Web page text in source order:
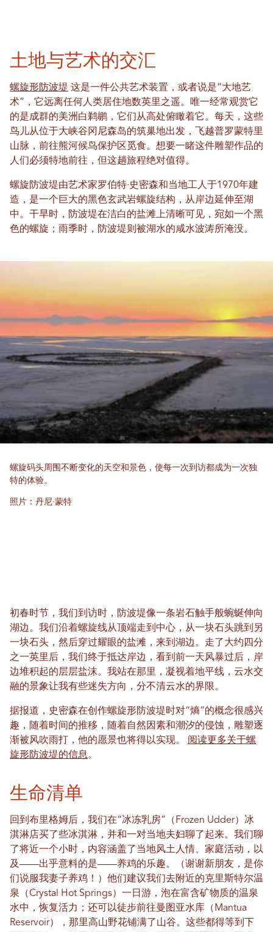
土地与艺术的交汇
螺旋形防波堤 这是一件公共艺术装置，或者说是“大地艺
术”，它远离任何人类居住地数英里之遥。唯一经常观赏它
的是成群的美洲白鹈鹕，它们从高处俯瞰着它。每天，这些
鸟儿从位于大峡谷冈尼森岛的筑巢地出发，飞越普罗蒙特里
山脉，前往熊河候鸟保护区觅食。想要一睹这件雕塑作品的
人们必须特地前往，但这趟旅程绝对值得。
螺旋防波堤由艺术家罗伯特·史密森和当地工人于1970年建
造，是一个巨大的黑色玄武岩螺旋结构，从岸边延伸至湖
中。干旱时，防波堤在洁白的盐滩上清晰可见，宛如一个黑
色的螺旋；雨季时，防波堤则被湖水的咸水波涛所淹没。
螺旋码头周围不断变化的天空和景色，使每一次到访都成为一次独
特的体验。
照片：丹尼·蒙特
初春时节，我们到访时，防波堤像一条岩石触手般蜿蜒伸向
湖边。我们沿着螺旋线从顶端走到中心，从一块石头跳到另
一块石头，然后穿过耀眼的盐滩，来到湖边。走了大约四分
之一英里后，我们终于抵达岸边，看到前一天风暴过后，岸
边堆积起的层层盐沫。我站在那里，凝视着地平线，云水交
融的景象让我有些迷失方向，分不清云水的界限。
据报道，史密森在创作螺旋形防波堤时对“熵”的概念很感兴
趣，随着时间的推移，随着自然因素和潮汐的侵蚀，雕塑逐
渐被风吹雨打，他的愿景也将得以实现。
阅读更多关于螺
旋形防波堤的信息。
生命清单
回到布里格姆后，我们在“冰冻乳房”（Frozen Udder）冰
淇淋店买了些冰淇淋，并和一对当地夫妇聊了起来。我们聊
了将近一个小时，内容涵盖了当地风土人情、家庭活动，以
及——出乎意料的是——养鸡的乐趣。（谢谢新朋友，是你
们说服我妻子养鸡！）他们建议我们去附近的克里斯特尔温
泉（Crystal Hot Springs）一日游，泡在富含矿物质的温泉
水中，恢复活力；还可以徒步前往曼图亚水库（Mantua
Reservoir），那里高山野花铺满了山谷。这些都得等到下